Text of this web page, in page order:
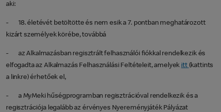
aki:
- 18. életévét betöltötte és nem esik a 7. pontban meghatározott
kizárt személyek körébe, továbbá
- az Alkalmazásban regisztrált felhasználói fiókkal rendelkezik és
elfogadta az Alkalmazás Felhasználási Feltételeit, amelyek itt (kattints
a linkre) érhetőek el,
- a MyMeki hűségprogramban regisztrációval rendelkezik és a
regisztrációja legalább az érvényes Nyereményjáték Pályázat